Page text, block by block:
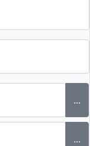
...
...